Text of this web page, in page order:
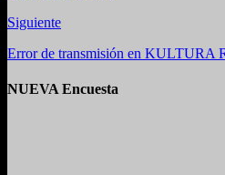
Siguiente
Error de transmisión en
NUEVA Encuesta